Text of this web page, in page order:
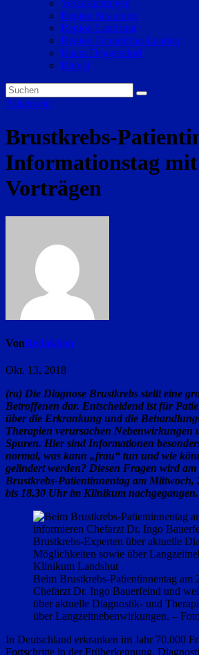
Veranstaltungen
Region Straubing
Region Landshut
Region Dingolfing-Landau
Raum Deggendorf
Bluval
Allgemein
Brustkrebs-
Informationstag
Vorträgen
VonRedaktion
Okt. 13, 2018
(ra) Die Diagnose Brustkrebs stellt eine
Betroffenen dar. Entscheidend ist für
über die Erkrankung und die
Therapien verursachen Nebenwirkungen
Spuren. Hier sind Informationen
normal, was kann „frau“ tun und wie
gelindert werden? Diesen Fragen wird am
Brustkrebs-Patientinnentag am Mittwoch,
bis 18.30 Uhr im Klinikum nachgegangen.
Beim Brustkrebs-Patientinnentag am
Chefarzt Dr. Ingo Bauerfeind und
über aktuelle Diagnostik- und
über Langzeitnebenwirkungen. –
In Deutschland erkranken im Jahr 70.000
Fortschritte in der Früherkennung,